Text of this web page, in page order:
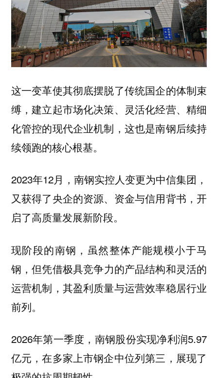
这一变革使其彻底摆脱了传统国企的体制束
缚，建立起市场化决策、灵活化经营、精细
化管控的现代企业机制，这也是南钢后续持
续领跑的核心根基。
2023年12月，南钢实控人变更为中信集团，
又获得了央企的资源、资金与信用背书，开
启了高质量发展新阶段。
现阶段的南钢，虽然整体产能规模小于马
钢，但凭借极具竞争力的产品结构和灵活的
运营机制，其盈利质量与运营效率稳居行业
前列。
2026年第一季度，南钢股份实现净利润5.97
亿元，在多家上市钢企中位列第三，展现了